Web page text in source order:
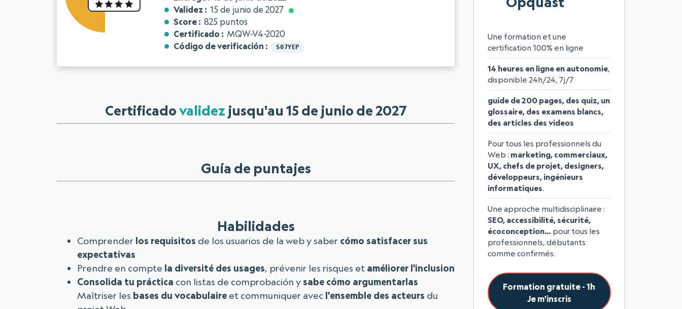
Une formation et une
certification 100% en ligne
14 heures en ligne en autonomie,
disponible 24h/24, 7j/7
guide de 200 pages, des quiz, un
glossaire, des examens blancs,
des articles des videos
Pour tous les professionnels du
Web : marketing, commerciaux,
UX, chefs de projet, designers,
développeurs, ingénieurs
informatiques.
Une approche multidisciplinaire :
SEO, accessibilité, sécurité,
écoconception… pour tous les
professionnels, débutants
comme confirmés.
Formation gratuite - 1h
Je m'inscris
Validez
15 de junio de 2027
Score
825 puntos
Certificado
MQW-V4-2020
Código de verificación
S07YEP
Certificadovalidez jusqu'au 15 de junio de 2027
Guía de puntajes
Habilidades
Comprender los requisitos de los usuarios de la web y saber cómo satisfacer sus
expectativas
Prendre en compte la diversité des usages, prévenir les risques et améliorer l'inclusion
Consolida tu práctica con listas de comprobación y sabe cómo argumentarlas
Maîtriser les bases du vocabulaire et communiquer avec l'ensemble des acteurs du